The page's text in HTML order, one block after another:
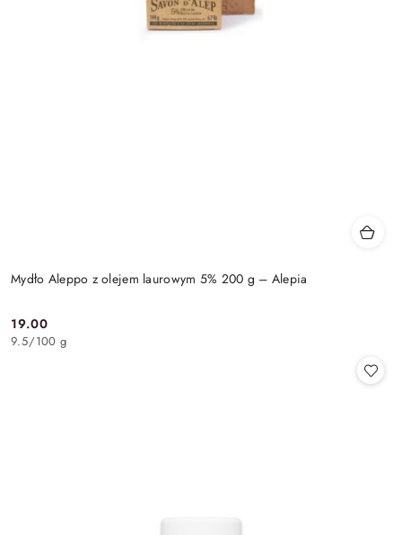
Mydło Aleppo z olejem laurowym 5% 200 g – Alepia
Cena:
19.00
9.5/100 g